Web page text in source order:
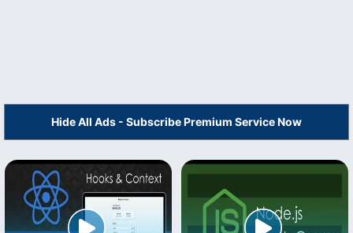
Hide All Ads - Subscribe Premium Service Now